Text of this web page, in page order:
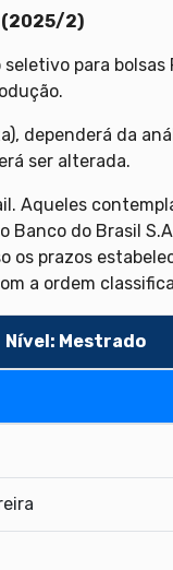
(2025/2)
para
dependerá da
ser alterada.
do Brasil
prazos
a ordem
Nível: Mestrado